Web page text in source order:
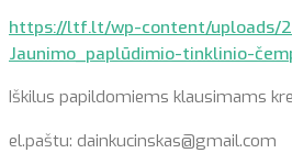
https://ltf.lt/wp-content/uploads/
Jaunimo_paplūdimio-tinklinio-
Iškilus papildomiems klausimams
el.paštu: dainkucinskas@gmail.com